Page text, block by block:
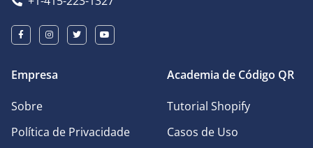
Empresa
Sobre
Política de Privacidade
Academia de Código QR
Tutorial Shopify
Casos de Uso